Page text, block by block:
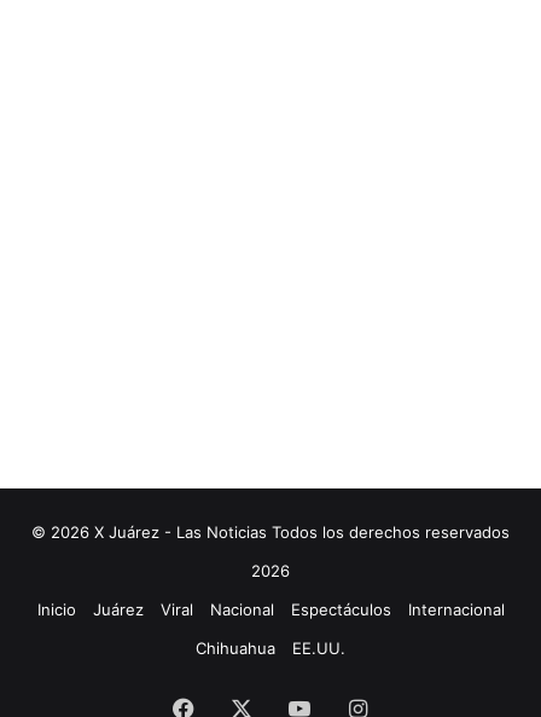
© 2026 X Juárez - Las Noticias Todos los derechos reservados
2026
Inicio
Juárez Viral Nacional Espectáculos
Internacional
Chihuahua
EE.UU.
Facebook YouTubeInstagram